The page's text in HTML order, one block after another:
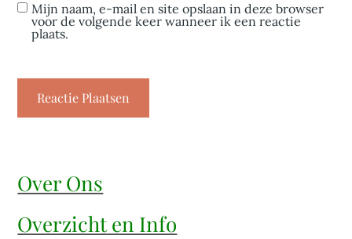
Mijn naam, e-mail en site opslaan in deze browser
voor de volgende keer wanneer ik een reactie
plaats.
Over Ons
Overzicht en Info